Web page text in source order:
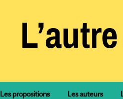
Les propositions Les auteurs